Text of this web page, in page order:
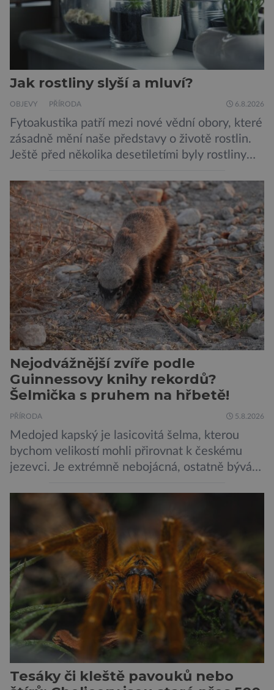
Jak rostliny slyší a mluví?
OBJEVY PŘÍRODA 6.8.2026
Fytoakustika patří mezi nové vědní obory, které
zásadně mění naše představy o životě rostlin.
Ještě před několika desetiletími byly rostliny
pouze reagují na změny prostředí. Moderní
výzkum však ukazuje, že skutečnost je mnohem
zajímavější. Rostliny totiž dokážou své okolí
vnímat prostřednictvím mechanických podnětů
a samy také vydávají zvuky […]
Nejodvážnější zvíře podle
Guinnessovy knihy rekordů?
Šelmička s pruhem na hřbetě!
PŘÍRODA 5.8.2026
Medojed kapský je lasicovitá šelma, kterou
bychom velikostí mohli přirovnat k českému
jezevci. Je extrémně nebojácná, ostatně bývá
této souvislosti je dokonce zapsána do
Guinnessovy knihy rekordů. Navzdory svému
názvu nežije pouze v jižní Africe, ale domovem
je mu valná část černého kontinentu a
vyskytuje se rovněž v oblastech […]
Tesáky či kleště pavouků nebo